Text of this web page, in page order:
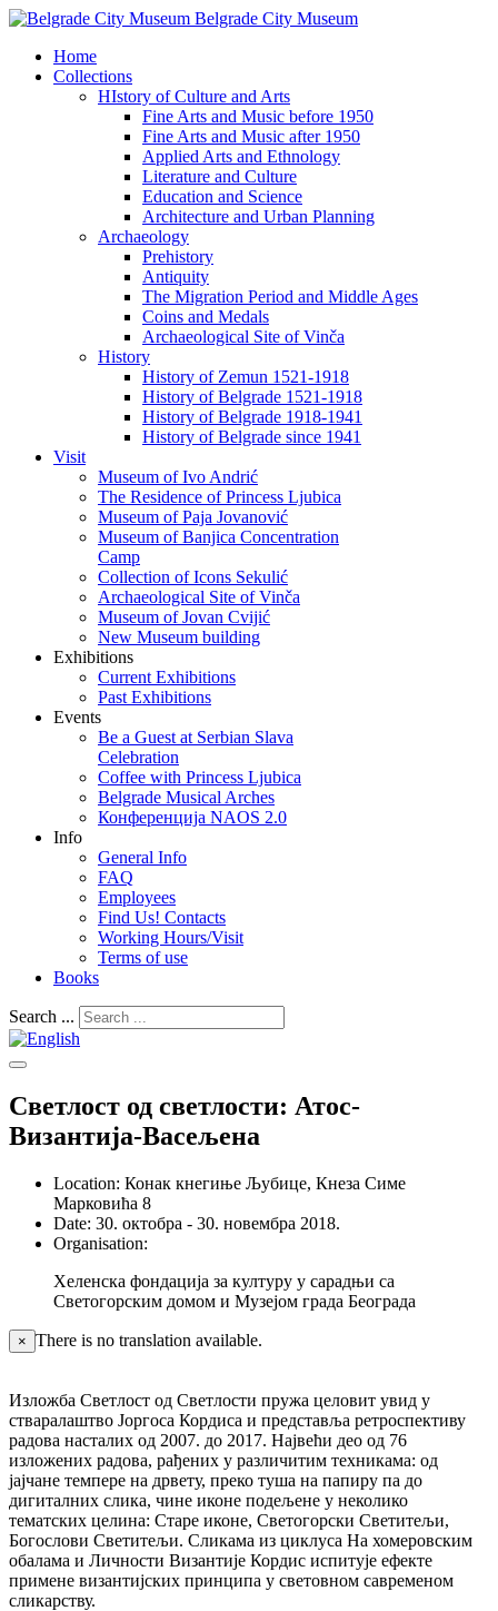
Belgrade City Museum
Home
Collections
HIstory of Culture and Arts
Fine Arts and Music before 1950
Fine Arts and Music after 1950
Applied Arts and Ethnology
Literature and Culture
Education and Science
Architecture and Urban Planning
Archaeology
Prehistory
Antiquity
The Migration Period and Middle Ages
Coins and Medals
Archaeological Site of Vinča
History
History of Zemun 1521-1918
History of Belgrade 1521-1918
History of Belgrade 1918-1941
History of Belgrade since 1941
Visit
Museum of Ivo Andrić
The Residence of Princess Ljubica
Museum of Paja Jovanović
Museum of Banjica Concentration
Camp
Collection of Icons Sekulić
Archaeological Site of Vinča
Museum of Jovan Cvijić
New Museum building
Exhibitions
Current Exhibitions
Past Exhibitions
Events
Be a Guest at Serbian Slava
Celebration
Coffee with Princess Ljubica
Belgrade Musical Arches
Конференција NAOS 2.0
Info
General Info
FAQ
Employees
Find Us! Contacts
Working Hours/Visit
Terms of use
Books
Search ...
Светлост од светлости: Атос-
Византија-Васељена
Location: Конак кнегиње Љубице, Кнеза Симе
Марковића 8
Date: 30. октобра - 30. новембра 2018.
Organisation:
Хеленска фондација за културу у сарадњи са
Светогорским домом и Музејом града Београда
× There is no translation available.
Изложба Светлост од Светлости пружа целовит увид у
стваралаштво Јоргоса Кордиса и представља ретроспективу
радова насталих од 2007. до 2017. Највећи део од 76
изложених радова, рађених у различитим техникама: од
јајчане темпере на дрвету, преко туша на папиру па до
дигиталних слика, чине иконе подељене у неколико
тематских целина: Старе иконе, Светогорски Светитељи,
Богослови Светитељи. Сликама из циклуса На хомеровским
обалама и Личности Византије Кордис испитује ефекте
примене византијских принципа у световном савременом
сликарству.